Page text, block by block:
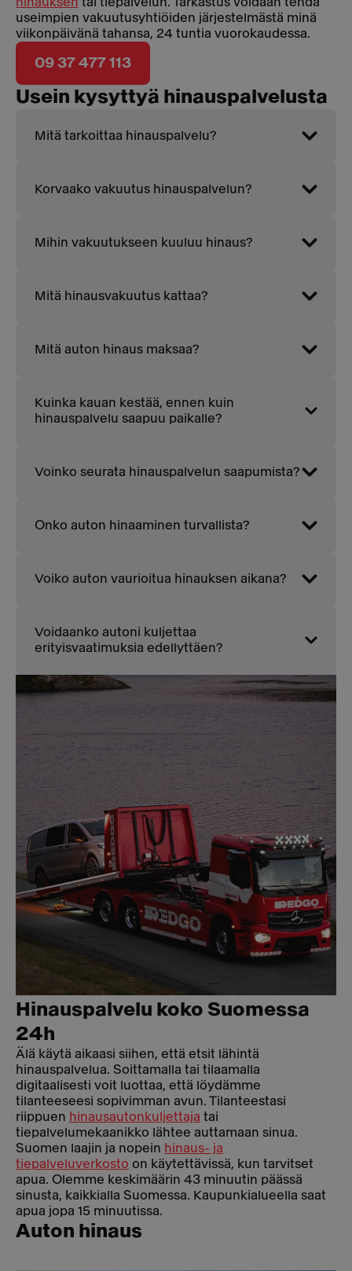
useimpien vakuutusyhtiöiden järjestelmästä minä
viikonpäivänä tahansa, 24 tuntia vuorokaudessa.
09 37 477 113
Usein kysyttyä hinauspalvelusta
Mitä tarkoittaa hinauspalvelu?
Korvaako vakuutus hinauspalvelun?
Mihin vakuutukseen kuuluu hinaus?
Mitä hinausvakuutus kattaa?
Mitä auton hinaus maksaa?
Kuinka kauan kestää, ennen kuin
hinauspalvelu saapuu paikalle?
Voinko seurata hinauspalvelun saapumista?
Onko auton hinaaminen turvallista?
Voiko auton vaurioitua hinauksen aikana?
Voidaanko autoni kuljettaa
erityisvaatimuksia edellyttäen?
Hinauspalvelu koko Suomessa
24h
Älä käytä aikaasi siihen, että etsit lähintä
hinauspalvelua. Soittamalla tai tilaamalla
digitaalisesti voit luottaa, että löydämme
tilanteeseesi sopivimman avun. Tilanteestasi
riippuen hinausautonkuljettaja tai
tiepalvelumekaanikko lähtee auttamaan sinua.
Suomen laajin ja nopein hinaus- ja
tiepalveluverkosto on käytettävissä, kun tarvitset
apua. Olemme keskimäärin 43 minuutin päässä
sinusta, kaikkialla Suomessa. Kaupunkialueella saat
apua jopa 15 minuutissa.
Auton hinaus